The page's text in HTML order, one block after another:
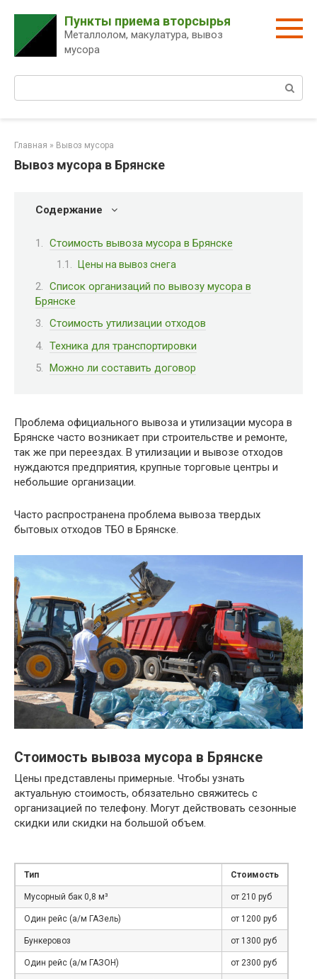
контенту
Пункты приема вторсырья
Металлолом, макулатура, вывоз
мусора
Главная » Вывоз мусора
Вывоз мусора в Брянске
Содержание
Стоимость вывоза мусора в Брянске
Цены на вывоз снега
Список организаций по вывозу мусора в
Брянске
Стоимость утилизации отходов
Техника для транспортировки
Можно ли составить договор
Проблема официального вывоза и утилизации мусора в
Брянске часто возникает при строительстве и ремонте,
так же при переездах. В утилизации и вывозе отходов
нуждаются предприятия, крупные торговые центры и
небольшие организации.
Часто распространена проблема вывоза твердых
бытовых отходов ТБО в Брянске.
Стоимость вывоза мусора в Брянске
Цены представлены примерные. Чтобы узнать
актуальную стоимость, обязательно свяжитесь с
организацией по телефону. Могут действовать сезонные
скидки или скидки на большой объем.
Тип Стоимость
Мусорный бак 0,8 м³ от 210 руб
Один рейс (а/м ГАЗель) от 1200 руб
Бункеровоз от 1300 руб
Один рейс (а/м ГАЗОН) от 2300 руб